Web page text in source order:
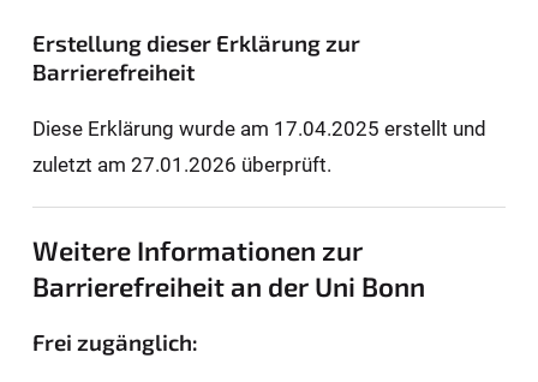
Erstellung dieser Erklärung zur
Barrierefreiheit
Diese Erklärung wurde am 17.04.2025 erstellt und
zuletzt am 27.01.2026 überprüft.
Weitere Informationen zur
Barrierefreiheit an der Uni Bonn
Frei zugänglich: